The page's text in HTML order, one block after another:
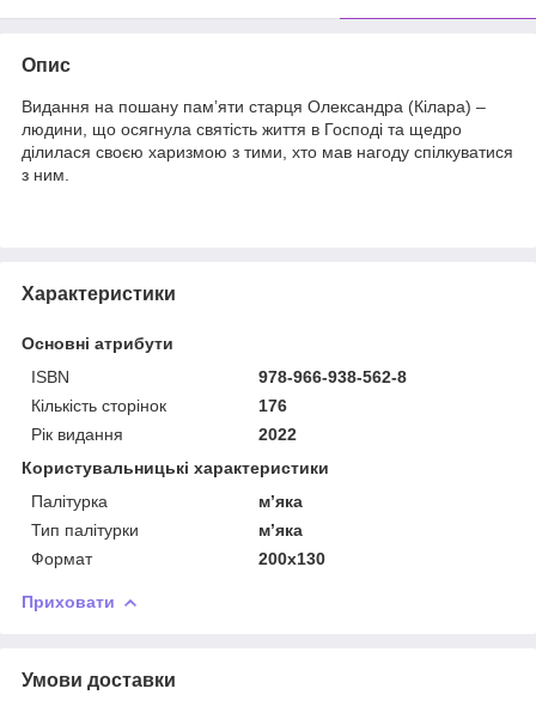
Опис
Видання на пошану памʼяти старця Олександра (Кілара) –
людини, що осягнула святість життя в Господі та щедро
ділилася своєю харизмою з тими, хто мав нагоду спілкуватися
з ним.
Характеристики
Основні атрибути
ISBN
978-966-938-562-8
Кількість сторінок
176
Рік видання
2022
Користувальницькі характеристики
Палітурка
мʼяка
Тип палітурки
мʼяка
Формат
200х130
Приховати
Умови доставки